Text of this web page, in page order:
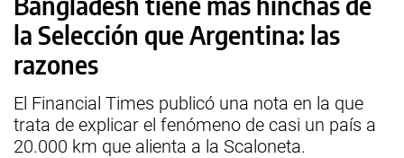
la Selección que Argentina: las
razones
El Financial Times publicó una nota en la que
trata de explicar el fenómeno de casi un país a
20.000 km que alienta a la Scaloneta.